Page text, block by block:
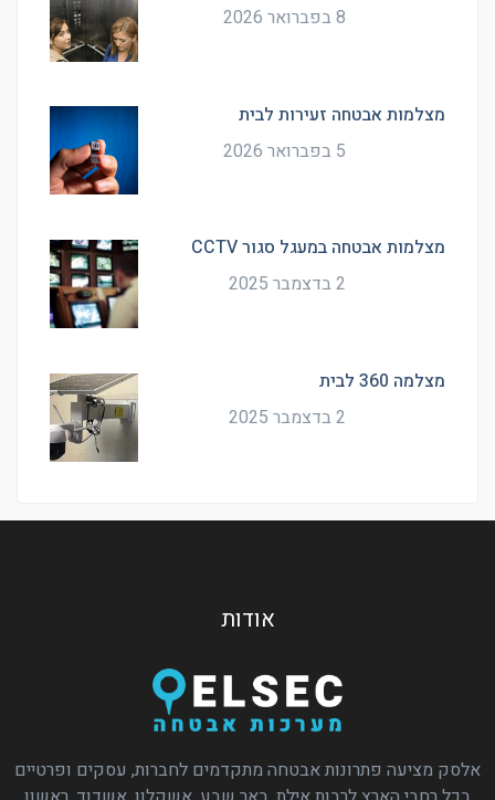
8 בפברואר 2026
מצלמות אבטחה זעירות לבית
5 בפברואר 2026
מצלמות אבטחה במעגל סגור CCTV
2 בדצמבר 2025
מצלמה 360 לבית
2 בדצמבר 2025
אודות
אלסק מציעה פתרונות אבטחה מתקדמים לחברות, עסקים ופרטיים